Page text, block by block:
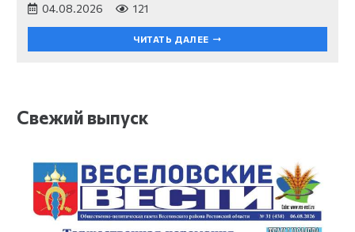
04.08.2026 121
ЧИТАТЬ ДАЛЕЕ
Свежий выпуск